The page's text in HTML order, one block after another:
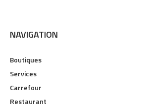
NAVIGATION
Boutiques
Services
Carrefour
Restaurant